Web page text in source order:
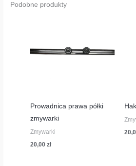
Podobne produkty
Prowadnica prawa półki
zmywarki
Zmywarki
20,00zł